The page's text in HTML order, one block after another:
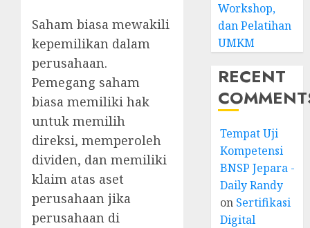
Saham biasa mewakili
kepemilikan dalam
perusahaan.
Pemegang saham
biasa memiliki hak
untuk memilih
direksi, memperoleh
dividen, dan memiliki
klaim atas aset
perusahaan jika
perusahaan di
Workshop,
dan Pelatihan
UMKM
RECENT
Tempat Uji
Kompetensi
BNSP Jepara -
Daily Randy
on Sertifikasi
Digital